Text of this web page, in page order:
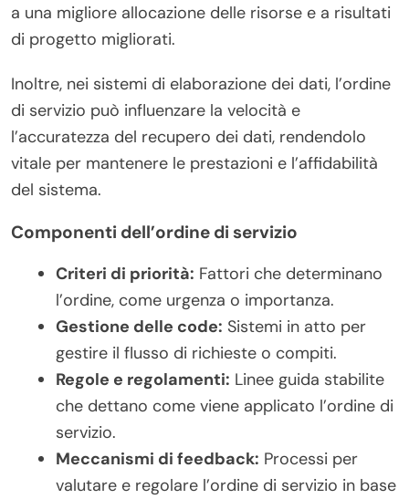
a una migliore allocazione delle risorse e a risultati
di progetto migliorati.
Inoltre, nei sistemi di elaborazione dei dati, l’ordine
di servizio può influenzare la velocità e
l’accuratezza del recupero dei dati, rendendolo
vitale per mantenere le prestazioni e l’affidabilità
del sistema.
Componenti dell’ordine di servizio
Criteri di priorità: Fattori che determinano
l’ordine, come urgenza o importanza.
Gestione delle code: Sistemi in atto per
gestire il flusso di richieste o compiti.
Regole e regolamenti: Linee guida stabilite
che dettano come viene applicato l’ordine di
servizio.
Meccanismi di feedback: Processi per
valutare e regolare l’ordine di servizio in base